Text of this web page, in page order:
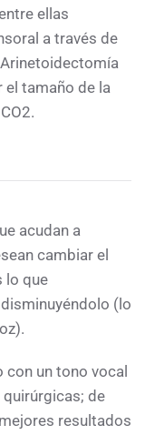
ellas
a través de
el tamaño de la
acudan a
cambiar el
lo que
disminuyéndolo (lo
con un tono vocal
de
resultados